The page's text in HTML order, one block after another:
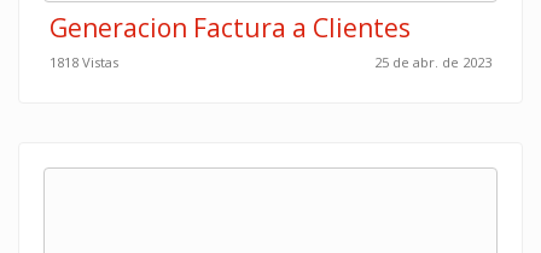
Generacion Factura a Clientes
1818 Vistas 25 de abr. de 2023